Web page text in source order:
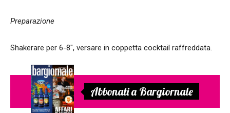
Preparazione
Shakerare per 6-8", versare in coppetta cocktail raffreddata.
Abbonati a Bargiornale